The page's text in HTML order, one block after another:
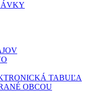
TABUĽA
OBCOU